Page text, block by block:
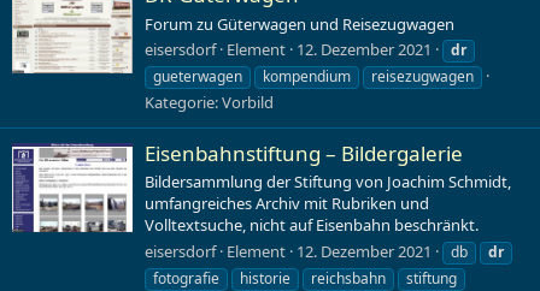
Forum zu Güterwagen und Reisezugwagen
eisersdorf Element 12. Dezember 2021
dr
gueterwagen
kompendium reisezugwagen
Kategorie:Vorbild
Eisenbahnstiftung – Bildergalerie
Bildersammlung der Stiftung von Joachim Schmidt,
umfangreiches Archiv mit Rubriken und
Volltextsuche, nicht auf Eisenbahn beschränkt.
eisersdorf Element 12. Dezember 2021 db
dr
fotografie
historie reichsbahn
stiftung